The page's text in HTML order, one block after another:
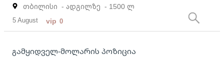
თბილისი - ადგილზე - 1500 ლ
5 August vip 0
გამყიდველ-მოლარის პოზიცია